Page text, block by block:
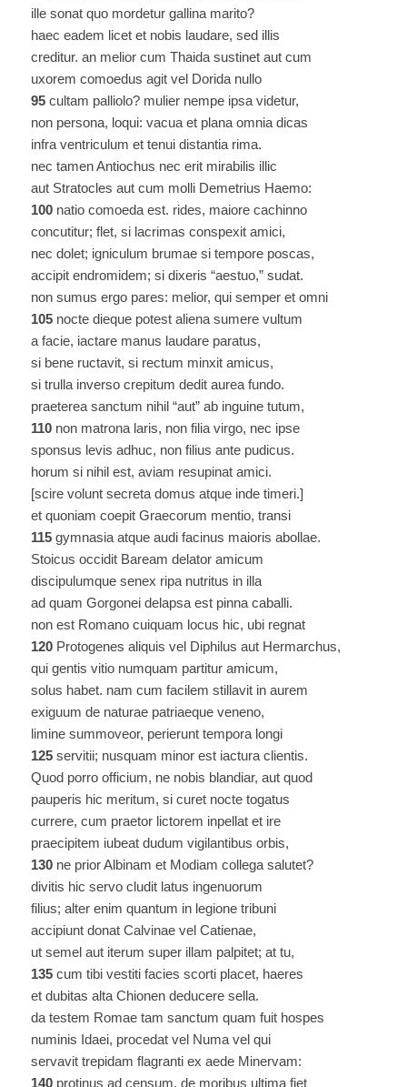
ille sonat quo mordetur gallina marito?
haec eadem licet et nobis laudare, sed illis
creditur. an melior cum Thaida sustinet aut cum
uxorem comoedus agit vel Dorida nullo
95cultam palliolo? mulier nempe ipsa videtur,
non persona, loqui: vacua et plana omnia dicas
infra ventriculum et tenui distantia rima.
nec tamen Antiochus nec erit mirabilis illic
aut Stratocles aut cum molli Demetrius Haemo:
100natio comoeda est. rides, maiore cachinno
concutitur; flet, si lacrimas conspexit amici,
nec dolet; igniculum brumae si tempore poscas,
accipit endromidem; si dixeris “aestuo,” sudat.
non sumus ergo pares: melior, qui semper et omni
105nocte dieque potest aliena sumere vultum
a facie, iactare manus laudare paratus,
si bene ructavit, si rectum minxit amicus,
si trulla inverso crepitum dedit aurea fundo.
praeterea sanctum nihil “aut” ab inguine tutum,
110non matrona laris, non filia virgo, nec ipse
sponsus levis adhuc, non filius ante pudicus.
horum si nihil est, aviam resupinat amici.
[scire volunt secreta domus atque inde timeri.]
et quoniam coepit Graecorum mentio, transi
115gymnasia atque audi facinus maioris abollae.
Stoicus occidit Baream delator amicum
discipulumque senex ripa nutritus in illa
ad quam Gorgonei delapsa est pinna caballi.
non est Romano cuiquam locus hic, ubi regnat
120Protogenes aliquis vel Diphilus aut Hermarchus,
qui gentis vitio numquam partitur amicum,
solus habet. nam cum facilem stillavit in aurem
exiguum de naturae patriaeque veneno,
limine summoveor, perierunt tempora longi
125servitii; nusquam minor est iactura clientis.
Quod porro officium, ne nobis blandiar, aut quod
pauperis hic meritum, si curet nocte togatus
currere, cum praetor lictorem inpellat et ire
praecipitem iubeat dudum vigilantibus orbis,
130ne prior Albinam et Modiam collega salutet?
divitis hic servo cludit latus ingenuorum
filius; alter enim quantum in legione tribuni
accipiunt donat Calvinae vel Catienae,
ut semel aut iterum super illam palpitet; at tu,
135cum tibi vestiti facies scorti placet, haeres
et dubitas alta Chionen deducere sella.
da testem Romae tam sanctum quam fuit hospes
numinis Idaei, procedat vel Numa vel qui
servavit trepidam flagranti ex aede Minervam:
140protinus ad censum, de moribus ultima fiet